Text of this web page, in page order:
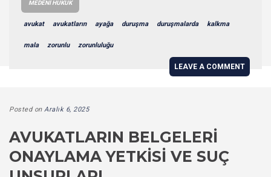
MEDENI HUKUK
avukat avukatların ayağa duruşma duruşmalarda kalkma
mala zorunlu zorunluluğu
LEAVE A COMMENT
Posted on Aralık 6, 2025
AVUKATLARIN BELGELERI
ONAYLAMA YETKISI VE SUÇ